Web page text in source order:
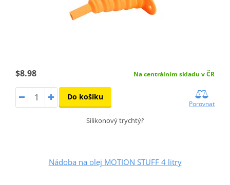
$8.98 Na centrálním skladu v ČR
Do košíku
Porovnat
Silikonový trychtýř
Nádoba na olej MOTION STUFF 4 litry